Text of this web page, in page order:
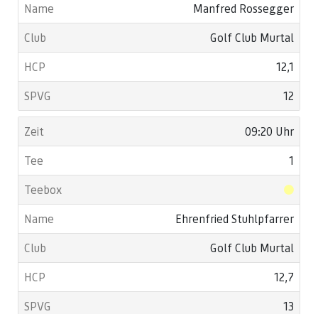
Manfred Rossegger
Golf Club Murtal
12,1
12
09:20 Uhr
1
Ehrenfried Stuhlpfarrer
Golf Club Murtal
12,7
13